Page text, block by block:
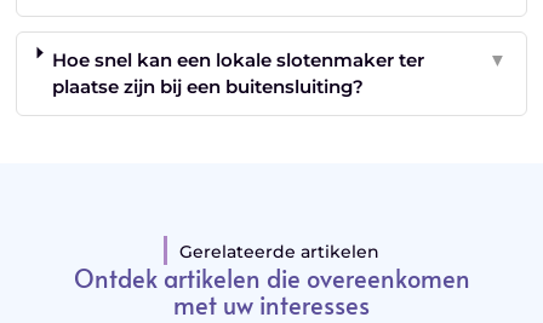
Hoe snel kan een lokale slotenmaker ter
plaatse zijn bij een buitensluiting?
▼
Gerelateerde artikelen
Ontdek artikelen die overeenkomen
met uw interesses